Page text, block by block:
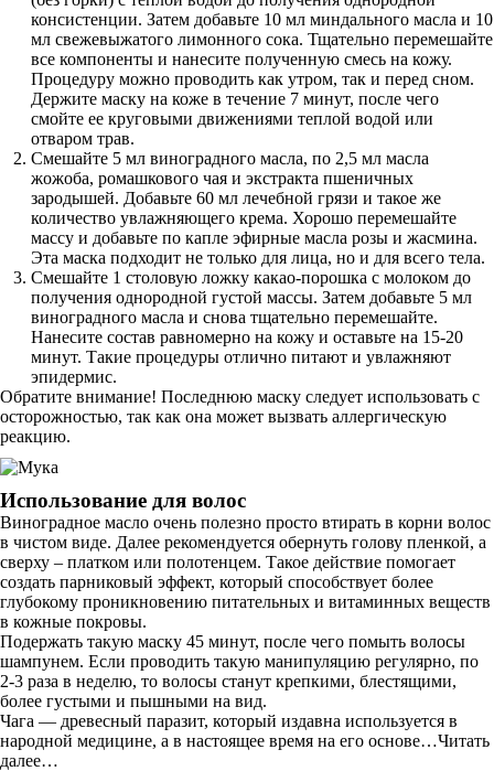
консистенции. Затем добавьте 10 мл миндального масла и 10
мл свежевыжатого лимонного сока. Тщательно перемешайте
все компоненты и нанесите полученную смесь на кожу.
Процедуру можно проводить как утром, так и перед сном.
Держите маску на коже в течение 7 минут, после чего
смойте ее круговыми движениями теплой водой или
отваром трав.
Смешайте 5 мл виноградного масла, по 2,5 мл масла
жожоба, ромашкового чая и экстракта пшеничных
зародышей. Добавьте 60 мл лечебной грязи и такое же
количество увлажняющего крема. Хорошо перемешайте
массу и добавьте по капле эфирные масла розы и жасмина.
Эта маска подходит не только для лица, но и для всего тела.
Смешайте 1 столовую ложку какао-порошка с молоком до
получения однородной густой массы. Затем добавьте 5 мл
виноградного масла и снова тщательно перемешайте.
Нанесите состав равномерно на кожу и оставьте на 15-20
минут. Такие процедуры отлично питают и увлажняют
эпидермис.
Обратите внимание! Последнюю маску следует использовать с
осторожностью, так как она может вызвать аллергическую
реакцию.
Использование для волос
Виноградное масло очень полезно просто втирать в корни волос
в чистом виде. Далее рекомендуется обернуть голову пленкой, а
сверху – платком или полотенцем. Такое действие помогает
создать парниковый эффект, который способствует более
глубокому проникновению питательных и витаминных веществ
в кожные покровы.
Подержать такую маску 45 минут, после чего помыть волосы
шампунем. Если проводить такую манипуляцию регулярно, по
2-3 раза в неделю, то волосы станут крепкими, блестящими,
более густыми и пышными на вид.
Чага — древесный паразит, который издавна используется в
народной медицине, а в настоящее время на его основе…Читать
далее…